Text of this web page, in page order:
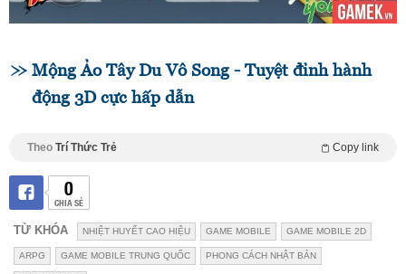
Mộng Ảo Tây Du Vô Song - Tuyệt đỉnh hành
động 3D cực hấp dẫn
Theo Trí Thức Trẻ Copy link
0
CHIA SẺ
TỪ KHÓA NHIỆT HUYẾT CAO HIỆU GAME MOBILE GAME MOBILE 2D
ARPG GAME MOBILE TRUNG QUỐC PHONG CÁCH NHẬT BẢN